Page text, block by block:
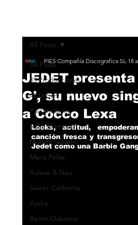
All Posts
33 Producciones
40 Urban
Pastora Soler
India Martínez
Monica Naranjo
María Peláe
Adexe & Nau
Sweet California
Aysha
Bertín Osborne
All Posts
JEDET
G', su nuevo
a Cocco Lexa
PIES Compañía Discografica SL 18
Looks, actitud,
canción fresca y
Jedet como una Barbie